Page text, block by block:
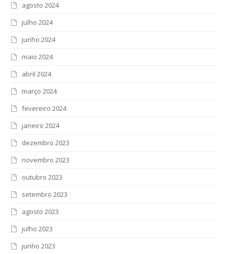
agosto 2024
julho 2024
junho 2024
maio 2024
abril 2024
março 2024
fevereiro 2024
janeiro 2024
dezembro 2023
novembro 2023
outubro 2023
setembro 2023
agosto 2023
julho 2023
junho 2023